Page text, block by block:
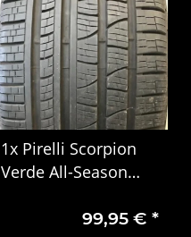
1x Pirelli Scorpion
Verde All-Season
99,95 €*